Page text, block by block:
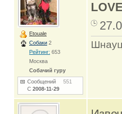
Etouale
Собаки 2
Рейтинг: 653
Москва
Собачий гуру
Сообщений 551
С 2008-11-29